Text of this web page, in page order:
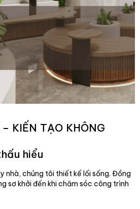
– KIẾN TẠO KHÔNG
hiểu
nhà, chúng tôi thiết kế lối sống. Đồng
sơ khởi đến khi chăm sóc công trình